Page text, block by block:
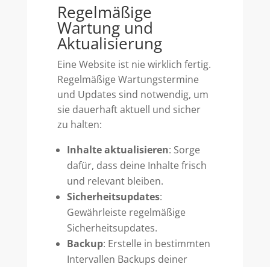
Regelmäßige
Wartung und
Aktualisierung
Eine Website ist nie wirklich fertig.
Regelmäßige Wartungstermine
und Updates sind notwendig, um
sie dauerhaft aktuell und sicher
zu halten:
Inhalte aktualisieren: Sorge
dafür, dass deine Inhalte frisch
und relevant bleiben.
Sicherheitsupdates:
Gewährleiste regelmäßige
Sicherheitsupdates.
Backup: Erstelle in bestimmten
Intervallen Backups deiner